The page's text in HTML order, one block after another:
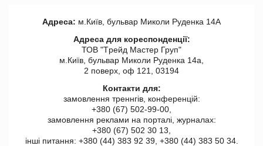
Адреса: м.Київ, бульвар Миколи Руденка 14А
Адреса для кореспонденції:
ТОВ "Tрейд Мастер Груп"
м.Київ, бульвар Миколи Руденка 14а,
2 поверх, оф 121, 03194
Контакти для:
замовлення треннгів, конференцій:
+380 (67) 502-99-00,
замовлення реклами на порталі, журналах:
+380 (67) 502 30 13,
інші питання: +380 (44) 383 92 39, +380 (44) 383 50 34.